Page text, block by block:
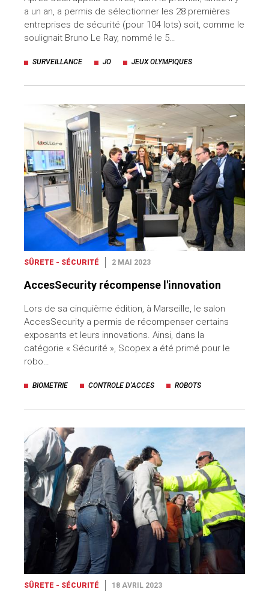
a un an, a permis de sélectionner les 28 premières
entreprises de sécurité (pour 104 lots) soit, comme le
soulignait Bruno Le Ray, nommé le 5…
SURVEILLANCE JO JEUX OLYMPIQUES
SÛRETE - SÉCURITÉ 2 MAI 2023
AccesSecurity récompense l'innovation
Lors de sa cinquième édition, à Marseille, le salon
AccesSecurity a permis de récompenser certains
exposants et leurs innovations. Ainsi, dans la
catégorie « Sécurité », Scopex a été primé pour le
robo…
BIOMETRIE CONTROLE D’ACCES ROBOTS
SÛRETE - SÉCURITÉ 18 AVRIL 2023